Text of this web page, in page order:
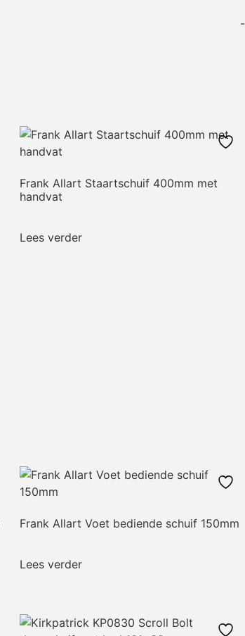
-
Frank Allart Staartschuif 400mm met
handvat
Lees verder
Frank Allart Voet bediende schuif 150mm
Lees verder